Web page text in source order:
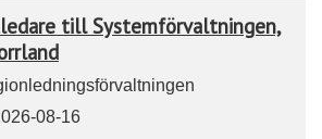
till Systemförvaltningen,
08-16